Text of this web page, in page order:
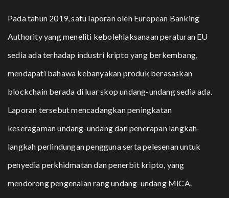
Pada tahun 2019, satu laporan oleh European Banking
Authority yang meneliti kebolehlaksanaan peraturan EU
sedia ada terhadap industri kripto yang berkembang,
mendapati bahawa kebanyakan produk berasaskan
blockchain berada di luar skop undang-undang sedia ada.
Laporan tersebut mencadangkan peningkatan
keseragaman undang-undang dan penerapan langkah-
langkah perlindungan pengguna serta pelesenan untuk
penyedia perkhidmatan dan penerbit kripto, yang
mendorong pengenalan rang undang-undang MiCA.